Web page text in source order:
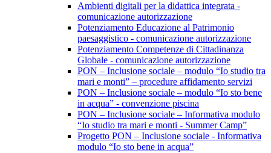
Ambienti digitali per la didattica integrata -
comunicazione autorizzazione
Potenziamento Educazione al Patrimonio
paesaggistico - comunicazione autorizzazione
Potenziamento Competenze di Cittadinanza
Globale - comunicazione autorizzazione
PON – Inclusione sociale – modulo “Io studio tra
mari e monti” – procedure affidamento servizi
PON – Inclusione sociale – modulo “Io sto bene
in acqua” - convenzione piscina
PON – Inclusione sociale – Informativa modulo
“Io studio tra mari e monti - Summer Camp”
Progetto PON – Inclusione sociale - Informativa
modulo “Io sto bene in acqua”